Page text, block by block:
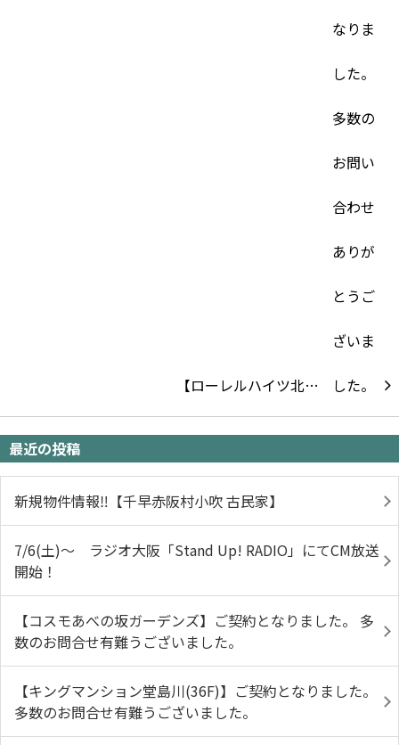
【ローレルハイツ北…
最近の投稿
新規物件情報‼【千早赤阪村小吹 古民家】
7/6(土)～ ラジオ大阪「Stand Up! RADIO」にてCM放送
開始！
【コスモあべの坂ガーデンズ】ご契約となりました。 多
数のお問合せ有難うございました。
【キングマンション堂島川(36F)】ご契約となりました。
多数のお問合せ有難うございました。